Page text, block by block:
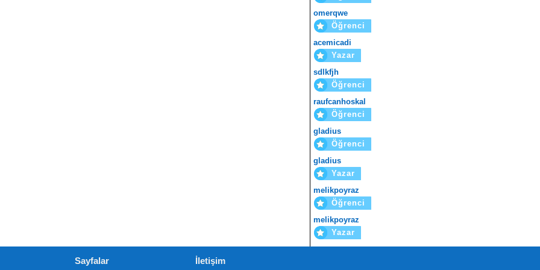
omerqwe
Öğrenci
acemicadi
Yazar
sdlkfjh
Öğrenci
raufcanhoskal
Öğrenci
gladius
Öğrenci
gladius
Yazar
melikpoyraz
Öğrenci
melikpoyraz
Yazar
Sayfalar İletişim